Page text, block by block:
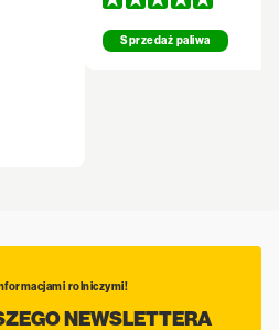
Sprzedaż paliwa
rolniczymi!
NEWSLETTERA